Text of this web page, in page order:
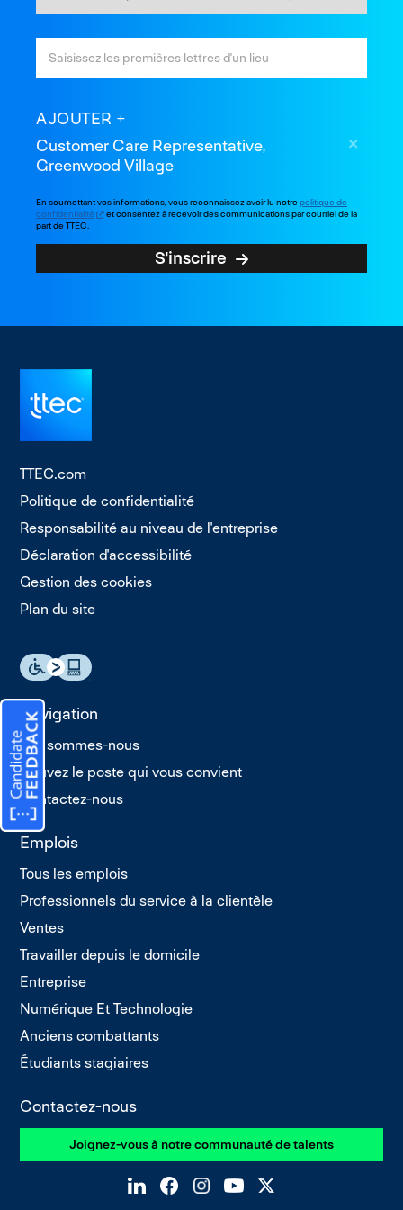
AJOUTER
Customer Care Representative,
Greenwood Village
En soumettant vos informations, vous reconnaissez avoir lu notrepolitique de
confidentialité
et consentez à recevoir des communications par courriel de la
part de TTEC.
S'inscrire
TTEC.com
Politique de confidentialité
Responsabilité au niveau de l'entreprise
Déclaration d'accessibilité
Gestion des cookies
Plan du site
Navigation
Qui sommes-nous
Trouvez le poste qui vous convient
Contactez-nous
Emplois
Tous les emplois
Professionnels du service à la clientèle
Ventes
Travailler depuis le domicile
Entreprise
Numérique Et Technologie
Anciens combattants
Étudiants stagiaires
Contactez-nous
Joignez-vous à notre communauté de talents